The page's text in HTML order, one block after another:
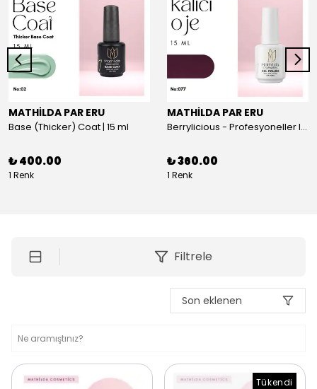
MATHİLDA PAR ERU
Base (Thicker) Coat | 15 ml
₺ 400.00
1 Renk
MATHİLDA PAR ERU
Berrylicious - Profesyoneller Için Yüksek Pigmentasyonlu UV/LED Oje 15ml
₺ 360.00
1 Renk
Filtrele
Son eklenen
Tükendi